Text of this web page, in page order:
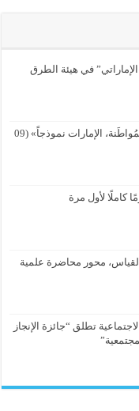
في هيئة الطرق
فصول من كتاب «الوطنيّة والمُواطَنة، الإمارات نموذجاً» (09
كاملًا لأول مرة
محور محاضرة علمية
تطلق “جائزة الإنجاز